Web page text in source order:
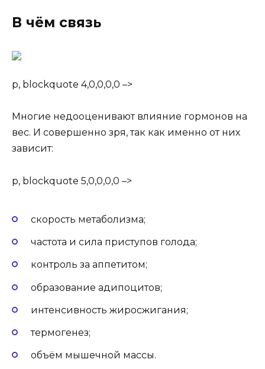
В чём связь
p, blockquote 4,0,0,0,0 –>
Многие недооценивают влияние гормонов на
вес. И совершенно зря, так как именно от них
зависит:
p, blockquote 5,0,0,0,0 –>
скорость метаболизма;
частота и сила приступов голода;
контроль за аппетитом;
образование адипоцитов;
интенсивность жиросжигания;
термогенез;
объём мышечной массы.